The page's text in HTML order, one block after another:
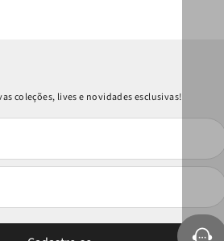
coleções, lives e novidades esclusivas!